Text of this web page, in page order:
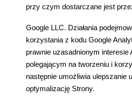
przy czym dostarczane jest
Google LLC. Działania
korzystania z kodu Google
prawnie uzasadnionym interesie
polegającym na tworzeniu i
następnie umoż liwia ulepszanie
optymalizację Strony.